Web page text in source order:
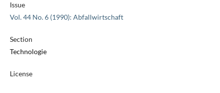
Issue
Vol. 44 No. 6 (1990): Abfallwirtschaft
Section
Technologie
License